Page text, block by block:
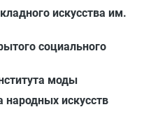
искусства им.
социального
моды
искусств